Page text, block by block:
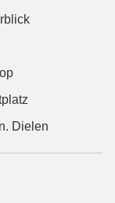
Dielen